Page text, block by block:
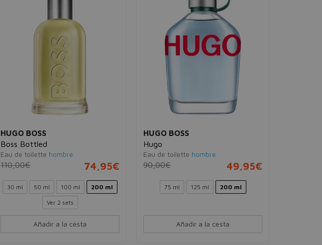
HUGO BOSS
Boss Bottled
Eau de toilette hombre
110,00€ 74,95€
30 ml 50 ml 100 ml 200 ml
Ver 2 sets
Añadir a la cesta
HUGO BOSS
Hugo
Eau de toilette hombre
90,00€ 49,95€
75 ml 125 ml 200 ml
Añadir a la cesta